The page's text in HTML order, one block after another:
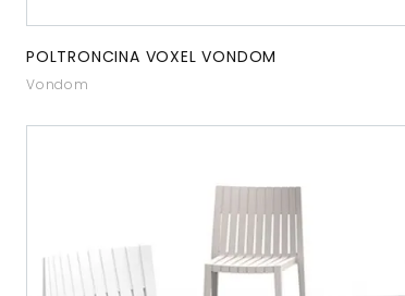
POLTRONCINA VOXEL VONDOM
Vondom